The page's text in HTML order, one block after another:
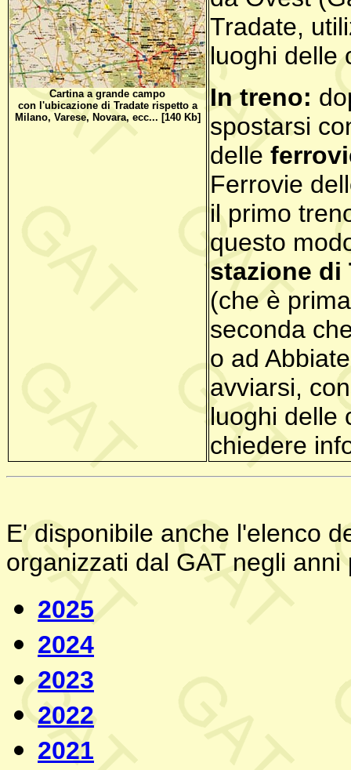
Cartina a grande campo
con l'ubicazione di Tradate rispetto a
Milano, Varese, Novara, ecc... [140 Kb]
Tradate,
luoghi delle
In treno:
spostarsi
delle
Ferrovie
il primo
questo
stazione di
(che è
seconda
o ad
avviarsi,
luoghi delle
chiedere
E' disponibile anche l'elenco
organizzati dal GAT negli anni
2025
2024
2023
2022
2021